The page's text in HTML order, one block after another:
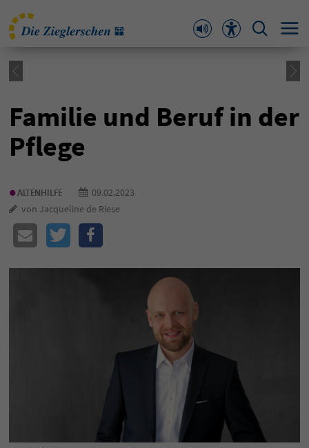
Familie und Beruf in der
Pflege
•ALTENHILFE
09.02.2023
von Jacqueline de Riese